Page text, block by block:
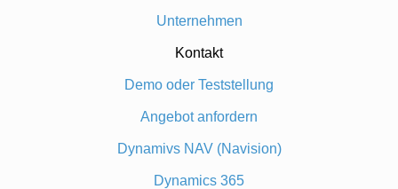
Unternehmen
Kontakt
Demo oder Teststellung
Angebot anfordern
Dynamivs NAV (Navision)
Dynamics 365